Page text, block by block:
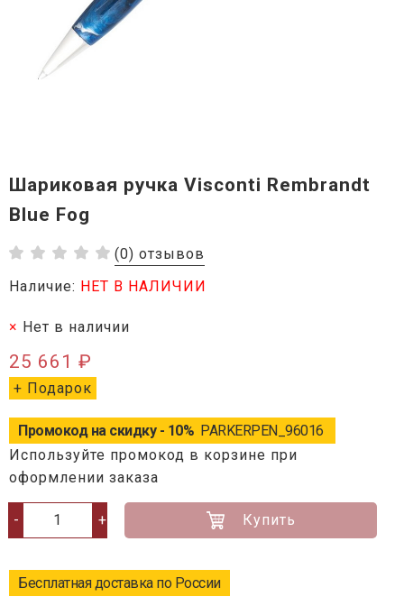
Шариковая ручка Visconti Rembrandt
Blue Fog
(0) отзывов
Наличие: НЕТ В НАЛИЧИИ
Нет в наличии
25 661 ₽
+ Подарок
Промокод на скидку - 10% PARKERPEN_96016
Используйте промокод в корзине при
оформлении заказа
- + Купить
Бесплатная доставка по России